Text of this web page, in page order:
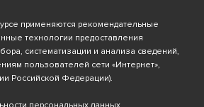
применяются рекомендательные
технологии предоставления
систематизации и анализа сведений,
пользователей сети «Интернет»,
Российской Федерации).